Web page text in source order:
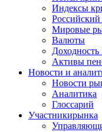
Индексы
Мировые
Валюты
Активы
Новости и
Новости
Аналитика
Глоссарий
Участникирынка